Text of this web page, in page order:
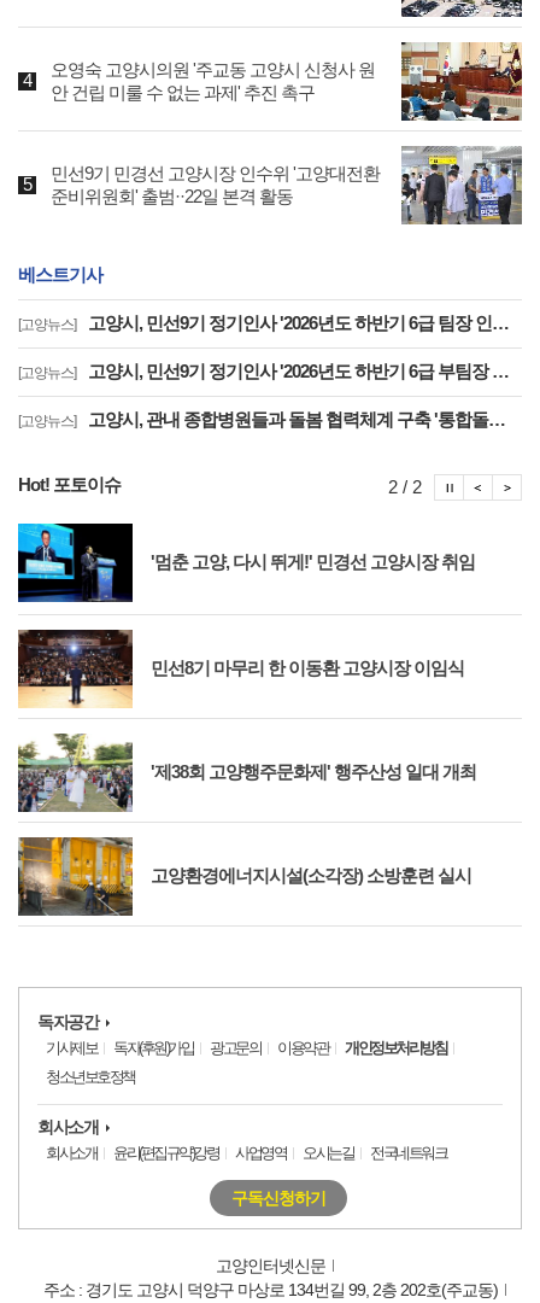
오영숙 고양시의원 '주교동 고양시 신청사 원
안 건립 미룰 수 없는 과제' 추진 촉구
민선9기 민경선 고양시장 인수위 '고양대전환
준비위원회' 출범··22일 본격 활동
베스트기사
[고양뉴스] 고양시, 민선9기 정기인사 '2026년도 하반기 6급 팀장 인사발령 사항'
[고양뉴스] 고양시, 민선9기 정기인사 '2026년도 하반기 6급 부팀장 이하 인사발령 사항'
[고양뉴스] 고양시, 관내 종합병원들과 돌봄 협력체계 구축 '통합돌봄 대상자 발굴 및 연계'
Hot! 포토이슈
'멈춘 고양, 다시 뛰게!' 민경선 고양시장 취임
민선8기 마무리 한 이동환 고양시장 이임식
'제38회 고양행주문화제' 행주산성 일대 개최
고양환경에너지시설(소각장) 소방훈련 실시
2 / 2 포
포토이
독자공간
기사제보 독자(후원)가입 광고문의 이용약관
개인정보처리방침
청소년보호정책
회사소개
회사소개 윤리(편집규약)강령 사업영역 오시는길 전국네트워크
구독신청하기
고양인터넷신문
주소 : 경기도 고양시 덕양구 마상로 134번길 99, 2층 202호(주교동)